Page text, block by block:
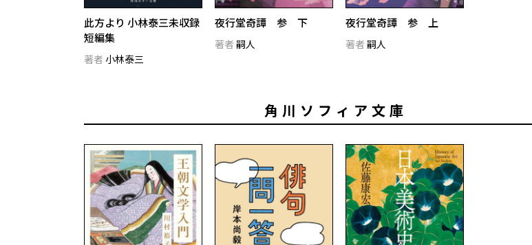
此方より 小林泰三未収録
短編集
著者 小林泰三
夜行堂奇譚 参 下
著者 嗣人
夜行堂奇譚 参 上
著者 嗣人
角川ソフィア文庫